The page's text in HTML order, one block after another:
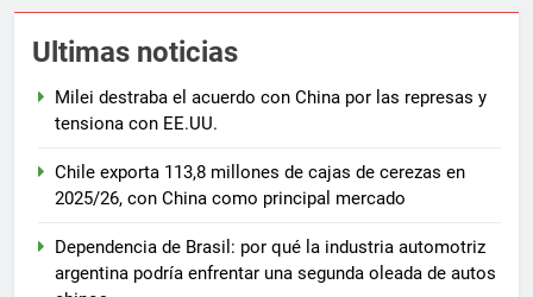
Ultimas noticias
Milei destraba el acuerdo con China por las represas y
tensiona con EE.UU.
Chile exporta 113,8 millones de cajas de cerezas en
2025/26, con China como principal mercado
Dependencia de Brasil: por qué la industria automotriz
argentina podría enfrentar una segunda oleada de autos